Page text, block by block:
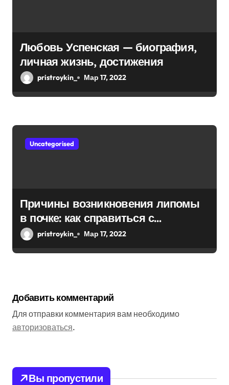
Любовь Успенская — биография,
личная жизнь, достижения
pristroykin_ Мар 17, 2022
Uncategorised
Причины возникновения липомы
в почке: как справиться с
болезнью
pristroykin_ Мар 17, 2022
Добавить комментарий
Для отправки комментария вам необходимо
авторизоваться.
Вы пропустили